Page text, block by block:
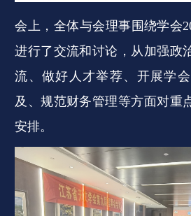
会上，全体与会理事围绕学会
进行了交流和讨论，从加强政
流、做好人才举荐、开展学
及、规范财务管理等方面对重
安排。